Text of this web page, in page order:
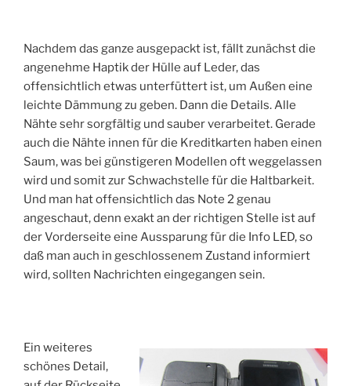
Nachdem das ganze ausgepackt ist, fällt zunächst die
angenehme Haptik der Hülle auf Leder, das
offensichtlich etwas unterfüttert ist, um Außen eine
leichte Dämmung zu geben. Dann die Details. Alle
Nähte sehr sorgfältig und sauber verarbeitet. Gerade
auch die Nähte innen für die Kreditkarten haben einen
Saum, was bei günstigeren Modellen oft weggelassen
wird und somit zur Schwachstelle für die Haltbarkeit.
Und man hat offensichtlich das Note 2 genau
angeschaut, denn exakt an der richtigen Stelle ist auf
der Vorderseite eine Aussparung für die Info LED, so
daß man auch in geschlossenem Zustand informiert
wird, sollten Nachrichten eingegangen sein.
Ein weiteres
schönes Detail,